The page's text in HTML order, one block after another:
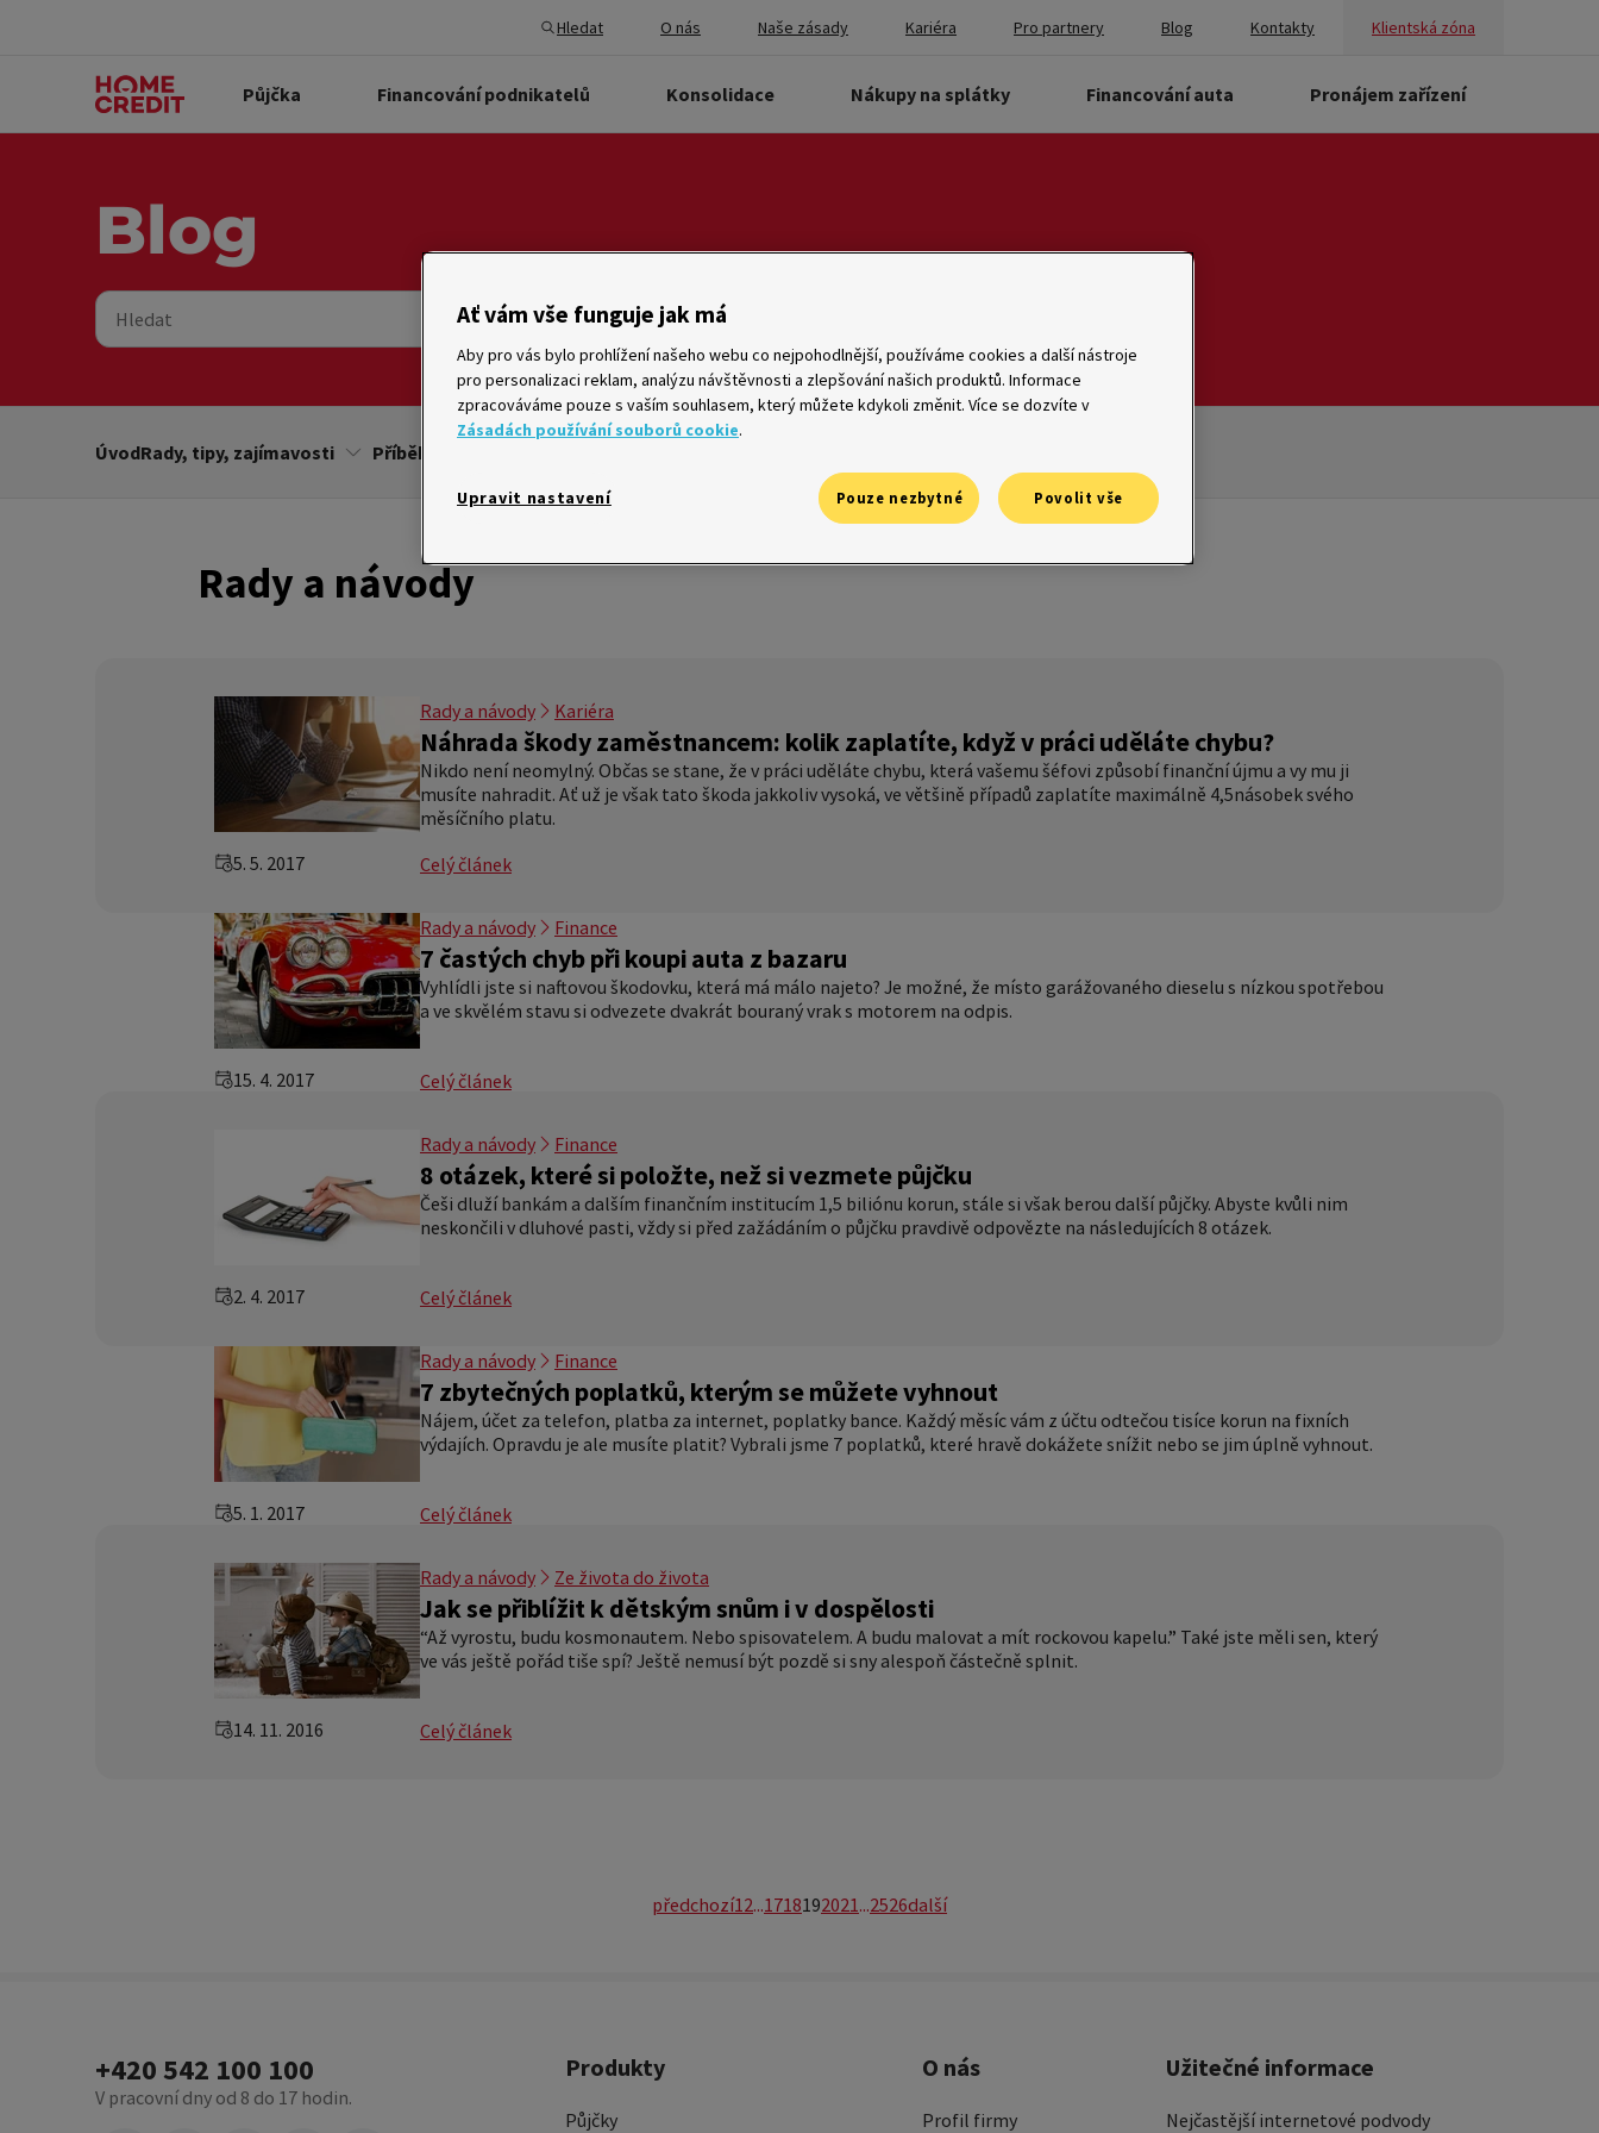
Hledat O nás Naše zásady Kariéra Pro partnery Blog Kontakty Klientská zóna
Půjčka Financování podnikatelů Konsolidace Nákupy na splátky Financování auta Pronájem zařízení
Blog
Hledat Vyhledat
ÚvodRady, tipy, zajímavosti Příběhy
Rady a návody
5. 5. 2017
Rady a návody Kariéra
Náhrada škody zaměstnancem: kolik zaplatíte, když v práci uděláte chybu?
Nikdo není neomylný. Občas se stane, že v práci uděláte chybu, která vašemu šéfovi způsobí finanční újmu a vy mu ji
musíte nahradit. Ať už je však tato škoda jakkoliv vysoká, ve většině případů zaplatíte maximálně 4,5násobek svého
měsíčního platu.
Celý článek
15. 4. 2017
Rady a návody Finance
7 častých chyb při koupi auta z bazaru
Vyhlídli jste si naftovou škodovku, která má málo najeto? Je možné, že místo garážovaného dieselu s nízkou spotřebou
a ve skvělém stavu si odvezete dvakrát bouraný vrak s motorem na odpis.
Celý článek
2. 4. 2017
Rady a návody Finance
8 otázek, které si položte, než si vezmete půjčku
Češi dluží bankám a dalším finančním institucím 1,5 biliónu korun, stále si však berou další půjčky. Abyste kvůli nim
neskončili v dluhové pasti, vždy si před zažádáním o půjčku pravdivě odpovězte na následujících 8 otázek.
Celý článek
5. 1. 2017
Rady a návody Finance
7 zbytečných poplatků, kterým se můžete vyhnout
Nájem, účet za telefon, platba za internet, poplatky bance. Každý měsíc vám z účtu odtečou tisíce korun na fixních
výdajích. Opravdu je ale musíte platit? Vybrali jsme 7 poplatků, které hravě dokážete snížit nebo se jim úplně vyhnout.
Celý článek
14. 11. 2016
Rady a návody Ze života do života
Jak se přiblížit k dětským snům i v dospělosti
“Až vyrostu, budu kosmonautem. Nebo spisovatelem. A budu malovat a mít rockovou kapelu.” Také jste měli sen, který
ve vás ještě pořád tiše spí? Ještě nemusí být pozdě si sny alespoň částečně splnit.
Celý článek
předchozí12...1718192021...2526další
+420 542 100 100
V pracovní dny od 8 do 17 hodin.
Produkty
Půjčky
O nás
Profil firmy
Užitečné informace
Nejčastější internetové podvody
Ať vám vše funguje jak má
Aby pro vás bylo prohlížení našeho webu co nejpohodlnější, používáme cookies a další nástroje
pro personalizaci reklam, analýzu návštěvnosti a zlepšování našich produktů. Informace
zpracováváme pouze s vaším souhlasem, který můžete kdykoli změnit. Více se dozvíte v
Zásadách používání souborů cookie.
Upravit nastavení Pouze nezbytné Povolit vše